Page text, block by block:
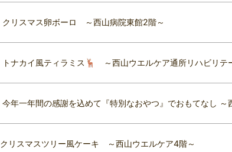
クリスマス卵ボーロ ～西山病院東館2階～
トナカイ風ティラミス🦌 ～西山ウエルケア通所リハビリテ
今年一年間の感謝を込めて『特別なおやつ』でおもてなし ～
クリスマスツリー風ケーキ ～西山ウエルケア4階～